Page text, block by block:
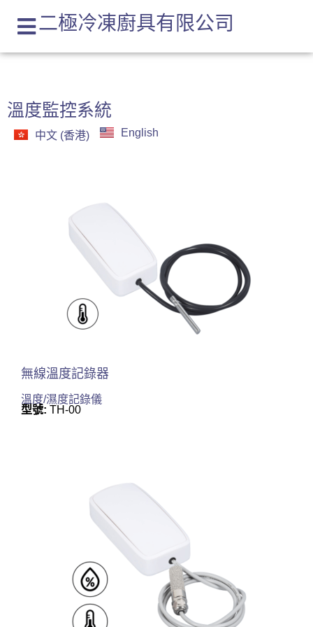
二極冷凍廚具有限公司
溫度監控系統
中文 (香港) English
無線溫度記錄器
溫度/濕度記錄儀
型號: TH-00